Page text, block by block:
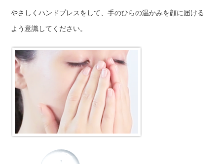
やさしくハンドプレスをして、手のひらの温かみを顔に届ける
よう意識してください。